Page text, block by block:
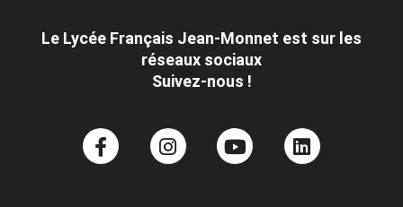
Le Lycée Français Jean-Monnet est sur les
réseaux sociaux
Suivez-nous !